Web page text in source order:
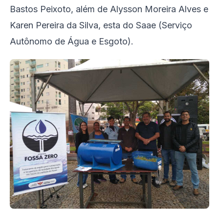
Bastos Peixoto, além de Alysson Moreira Alves e
Karen Pereira da Silva, esta do Saae (Serviço
Autônomo de Água e Esgoto).